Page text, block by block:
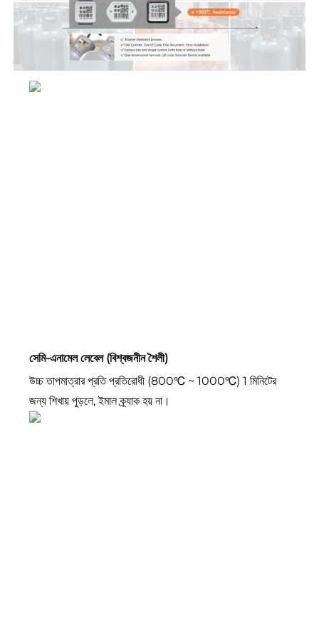
সেমি-এনামেল লেবেল (বিশ্বজনীন শৈলী)
উচ্চ তাপমাত্রার প্রতি প্রতিরোধী (800℃ ~ 1000℃) 1 মিনিটের
জন্য শিখায় পুড়লে, ইমাল ক্র্যাক হয় না।